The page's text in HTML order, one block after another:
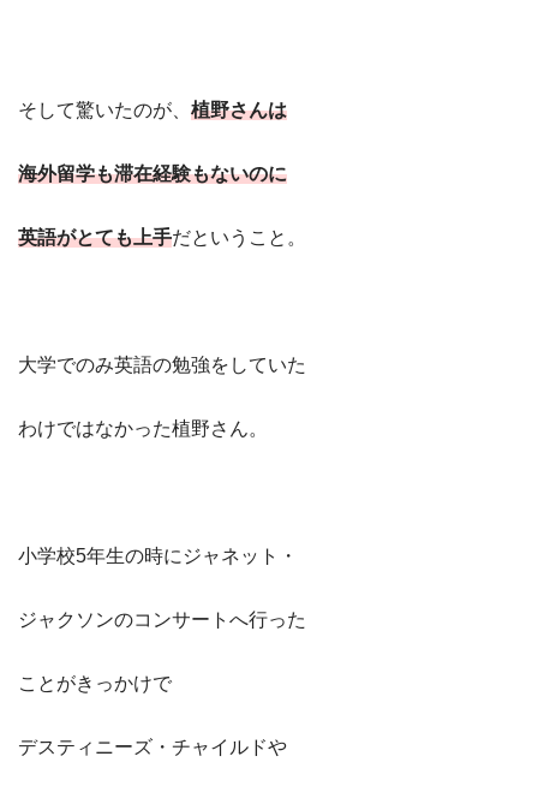
そして驚いたのが、 植野さんは
海外留学も滞在経験もないのに
英語がとても上手だということ。
大学でのみ英語の勉強をしていた
わけではなかった植野さん。
小学校5年生の時にジャネット・
ジャクソンのコンサートへ行った
ことがきっかけで
デスティニーズ・チャイルドや